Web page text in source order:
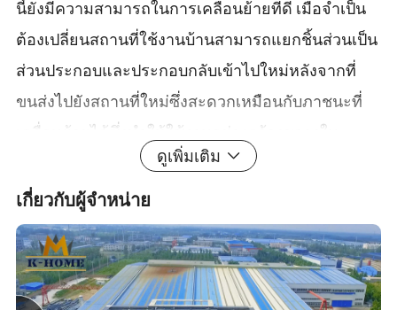
นี้ยังมีความสามารถในการเคลื่อนย้ายที่ดี เมื่อจำเป็น
ต้องเปลี่ยนสถานที่ใช้งานบ้านสามารถแยกชิ้นส่วนเป็น
ส่วนประกอบและประกอบกลับเข้าไปใหม่หลังจากที่
ขนส่งไปยังสถานที่ใหม่ซึ่งสะดวกเหมือนกับภาชนะที่
บริเวณอาคารชั่วคราว
วัสดุหลักของบ้านสำเร็จรูป , เหล็กรูปตัว T และผนัง ,
แผ่นหลังคาและแผงควบคุมอื่นๆมีความสามารถใน
การรีไซเคิลและการนำกลับมาใช้ใหม่ได้ในระดับสูง
หลังจากที่โครงการเสร็จสิ้นแล้วสามารถถอดแยกชิ้น
ดูเพิ่มเติม
เกี่ยวกับผู้จำหน่าย